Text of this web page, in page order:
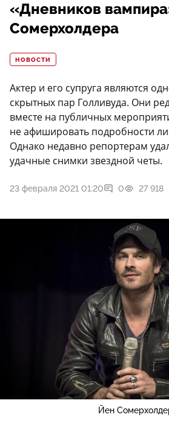
«Дневников
Сомерхолдера
НОВОСТИ
Актер и его супруга являются
скрытных пар Голливуда. Они
вместе на публичных
не афишировать подробности
Однако недавно репортерам
удачные снимки звездной четы.
23 февраля 2021 01:20 0 27 918
Йен